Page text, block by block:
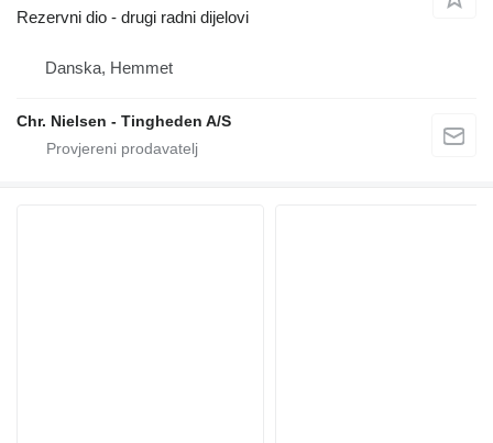
Rezervni dio - drugi radni dijelovi
Danska, Hemmet
Chr. Nielsen - Tingheden A/S